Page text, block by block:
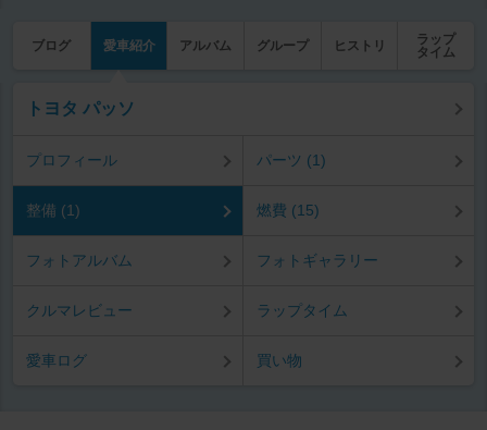
ブログ 愛車紹介 アルバム グループ ヒストリ
ラップ
タイム
トヨタ パッソ
プロフィール パーツ (1)
整備 (1) 燃費 (15)
フォトアルバム フォトギャラリー
クルマレビュー ラップタイム
愛車ログ 買い物